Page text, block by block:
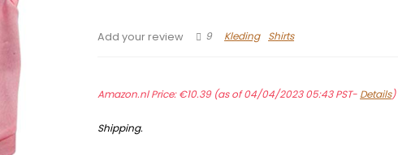
Add your review 9 Kleding Shirts
Amazon.nl Price:€10.39(as of 04/04/2023 05:43 PST- Details)
Shipping.